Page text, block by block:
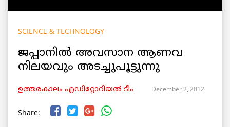
SCIENCE & TECHNOLOGY
ജപ്പാനില്‍ അവസാന ആണവ
നിലയവും അടച്ചുപൂട്ടുന്നു
ഉത്തരകാലം എഡിറ്റോറിയല്‍ ടീം December 2, 2012
Share: